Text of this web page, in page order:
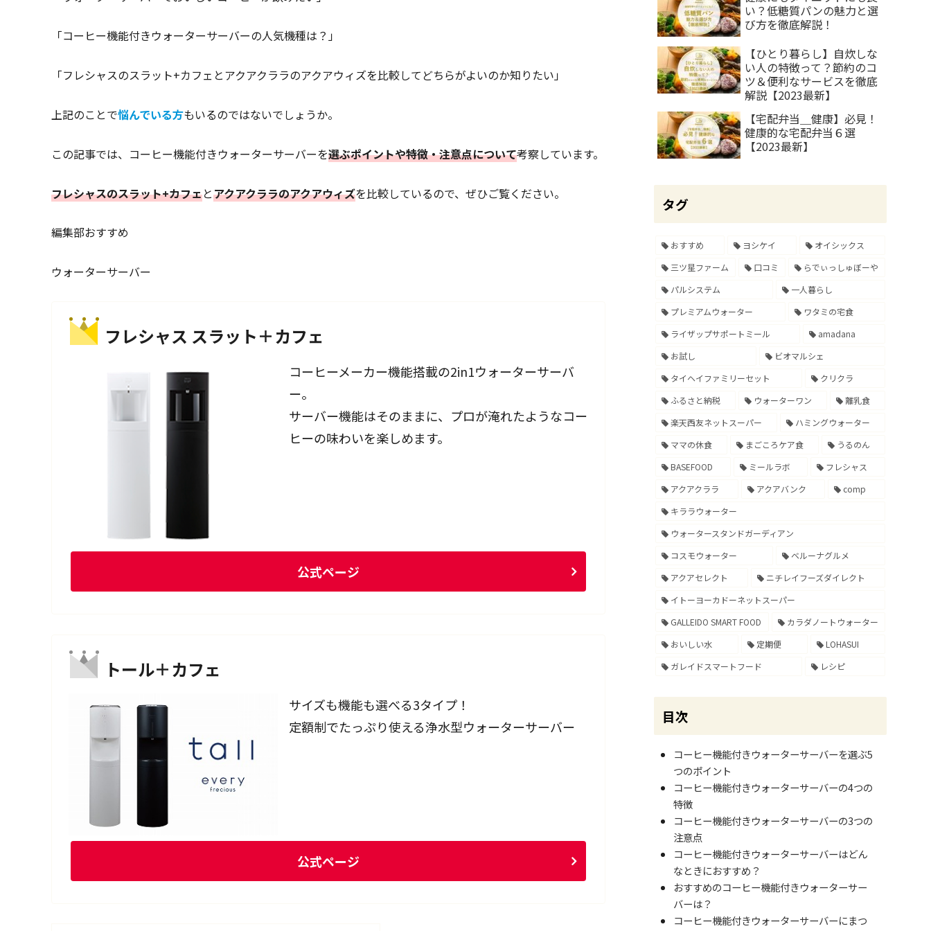
「コーヒー機能付きウォーターサーバーの人気機種は？」
「フレシャスのスラット+カフェとアクアクララのアクアウィズを比較してどちらがよいのか知りたい」
上記のことで悩んでいる方もいるのではないでしょうか。
この記事では、コーヒー機能付きウォーターサーバーを選ぶポイントや特徴・注意点について考察しています。
フレシャスのスラット+カフェとアクアクララのアクアウィズを比較しているので、ぜひご覧ください。
編集部おすすめ
ウォーターサーバー
フレシャス スラット＋カフェ
コーヒーメーカー機能搭載の2in1ウォーターサーバ
ー。
サーバー機能はそのままに、プロが淹れたようなコー
ヒーの味わいを楽しめます。
公式ページ
トール＋カフェ
サイズも機能も選べる3タイプ！
定額制でたっぷり使える浄水型ウォーターサーバー
公式ページ
い？低糖質パンの魅力と選
び方を徹底解説！
【ひとり暮らし】自炊しな
い人の特徴って？節約のコ
ツ＆便利なサービスを徹底
解説【2023最新】
【宅配弁当＿健康】必見！
健康的な宅配弁当６選
【2023最新】
タグ
おすすめ ヨシケイ
オイシックス
三ツ星ファーム
口コミ
らでぃっしゅぼーや
パルシステム
一人暮らし
プレミアムウォーター
ワタミの宅食
ライザップサポートミール
amadana
お試し
ビオマルシェ
タイヘイファミリーセット
クリクラ
ふるさと納税
ウォーターワン
離乳食
楽天西友ネットスーパー
ハミングウォーター
ママの休食
まごころケア食
うるのん
BASEFOOD
ミールラボ
フレシャス
アクアクララ
アクアバンク
comp
キララウォーター
ウォータースタンドガーディアン
コスモウォーター
ベルーナグルメ
アクアセレクト
ニチレイフーズダイレクト
イトーヨーカドーネットスーパー
GALLEIDO SMART FOOD
カラダノートウォーター
おいしい水
定期便
LOHASUI
ガレイドスマートフード
レシピ
目次
コーヒー機能付きウォーターサーバーを選ぶ5
つのポイント
コーヒー機能付きウォーターサーバーの4つの
特徴
コーヒー機能付きウォーターサーバーの3つの
注意点
コーヒー機能付きウォーターサーバーはどん
なときにおすすめ？
おすすめのコーヒー機能付きウォーターサー
バーは？
コーヒー機能付きウォーターサーバーにまつ